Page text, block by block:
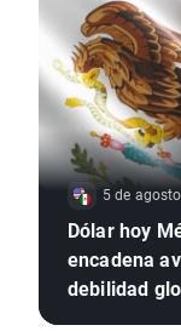
5 de
Dólar hoy
encadena
debilidad